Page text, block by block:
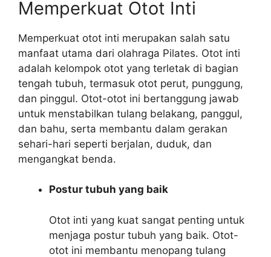
Memperkuat Otot Inti
Memperkuat otot inti merupakan salah satu
manfaat utama dari olahraga Pilates. Otot inti
adalah kelompok otot yang terletak di bagian
tengah tubuh, termasuk otot perut, punggung,
dan pinggul. Otot-otot ini bertanggung jawab
untuk menstabilkan tulang belakang, panggul,
dan bahu, serta membantu dalam gerakan
sehari-hari seperti berjalan, duduk, dan
mengangkat benda.
Postur tubuh yang baik
Otot inti yang kuat sangat penting untuk
menjaga postur tubuh yang baik. Otot-
otot ini membantu menopang tulang